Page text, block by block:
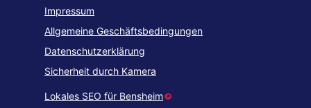
Impressum
Allgemeine Geschäftsbedingungen
Datenschutzerklärung
Sicherheit durch Kamera
Lokales SEO für Bensheim